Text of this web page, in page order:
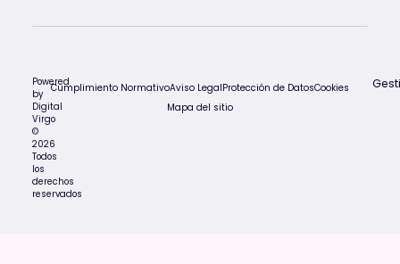
Powered
by
Digital
Virgo
©
2026
Todos
los
derechos
reservados
Cumplimiento NormativoAviso LegalProtección de DatosCookies
Mapa del sitio